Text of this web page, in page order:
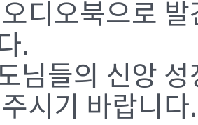
디오북으로
.
님들의 신앙
시기 바랍니다.